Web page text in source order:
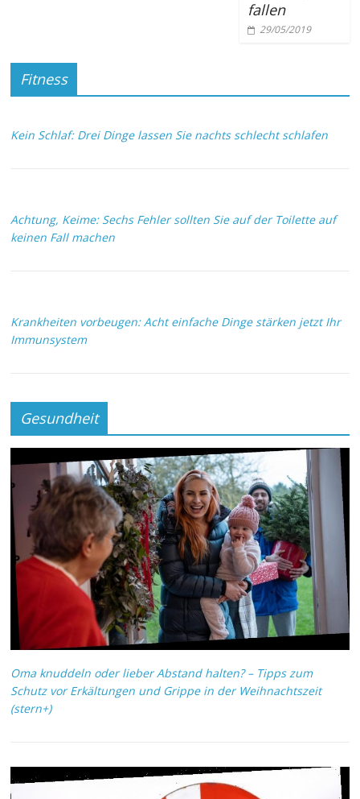
fallen
29/05/2019
Fitness
Kein Schlaf: Drei Dinge lassen Sie nachts schlecht schlafen
Achtung, Keime: Sechs Fehler sollten Sie auf der Toilette auf
keinen Fall machen
Krankheiten vorbeugen: Acht einfache Dinge stärken jetzt Ihr
Immunsystem
Gesundheit
Oma knuddeln oder lieber Abstand halten? – Tipps zum
Schutz vor Erkältungen und Grippe in der Weihnachtszeit
(stern+)